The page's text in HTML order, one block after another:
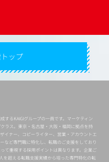
ップ
するKAIGIグループの一員です。マーケティン
ラス。東京・名古屋・大阪・福岡に拠点を持
イナー、コピーライター、営業・アカウントエ
など専門職に特化し、転職のご支援をしており
て重視する採用ポイントは異なります。企業ご
を超える転職支援実績から培った専門特化の転